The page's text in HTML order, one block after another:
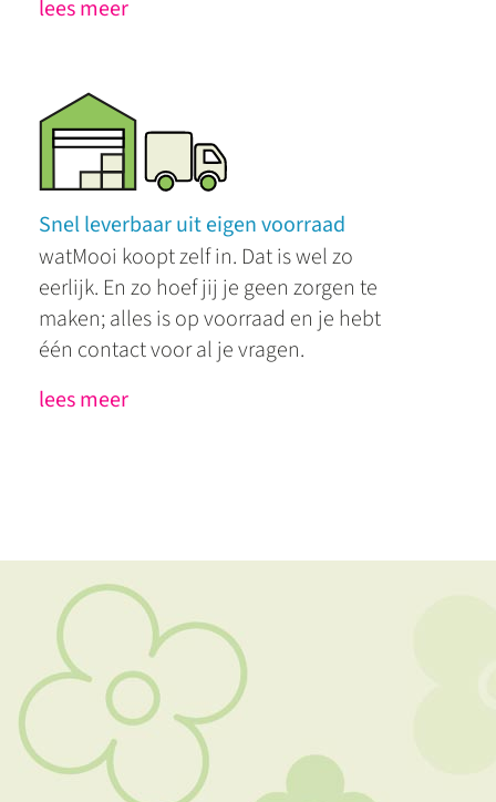
lees meer
Snel leverbaar uit eigen voorraad
watMooi koopt zelf in. Dat is wel zo
eerlijk. En zo hoef jij je geen zorgen te
maken; alles is op voorraad en je hebt
één contact voor al je vragen.
lees meer